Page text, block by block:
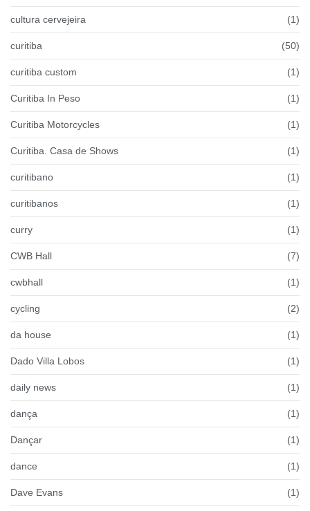
cultura cervejeira (1)
curitiba (50)
curitiba custom (1)
Curitiba In Peso (1)
Curitiba Motorcycles (1)
Curitiba. Casa de Shows (1)
curitibano (1)
curitibanos (1)
curry (1)
CWB Hall (7)
cwbhall (1)
cycling (2)
da house (1)
Dado Villa Lobos (1)
daily news (1)
dança (1)
Dançar (1)
dance (1)
Dave Evans (1)